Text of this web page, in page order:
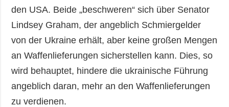
den USA. Beide „beschweren“ sich über Senator
Lindsey Graham, der angeblich Schmiergelder
von der Ukraine erhält, aber keine großen Mengen
an Waffenlieferungen sicherstellen kann. Dies, so
wird behauptet, hindere die ukrainische Führung
angeblich daran, mehr an den Waffenlieferungen
zu verdienen.